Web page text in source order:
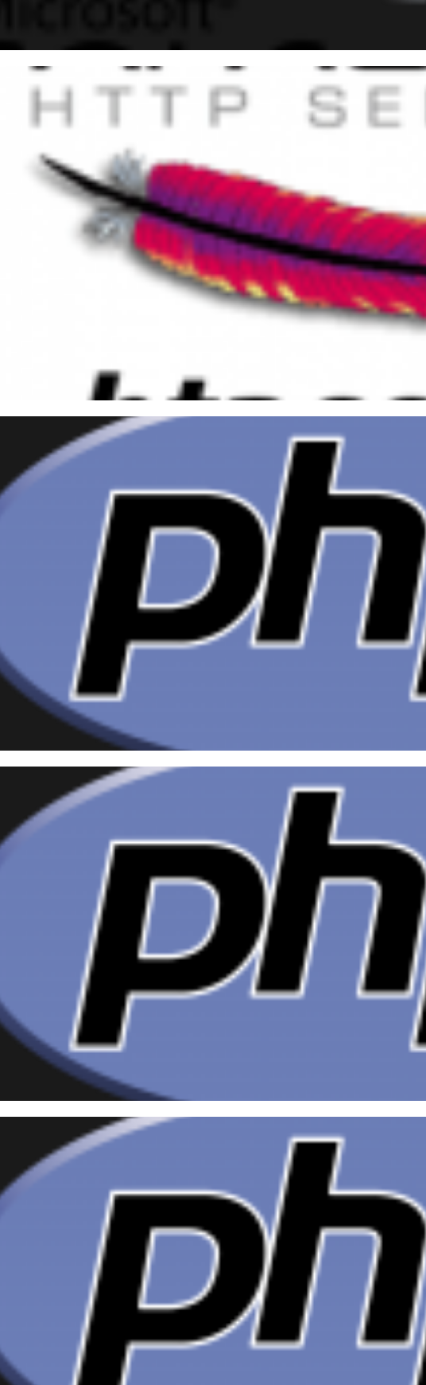
Como utilizar a API do Pushbullet
SMS no C#, PHP, Java ou pelo SQL
11 de setembro de 2016 9 min de leitura
Implementando URL Amigável no
PHP
02 de abril de 2015 7 min de leitura
Executando scripts PHP
crontab no Linux
16 de março de 2015 4 min de leitura
Configurando o PHP para conexão
Firebird (Interbase)
21 de dezembro de 2014 2 min de leitura